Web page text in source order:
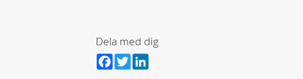
Dela med dig
Facebook
Twitter